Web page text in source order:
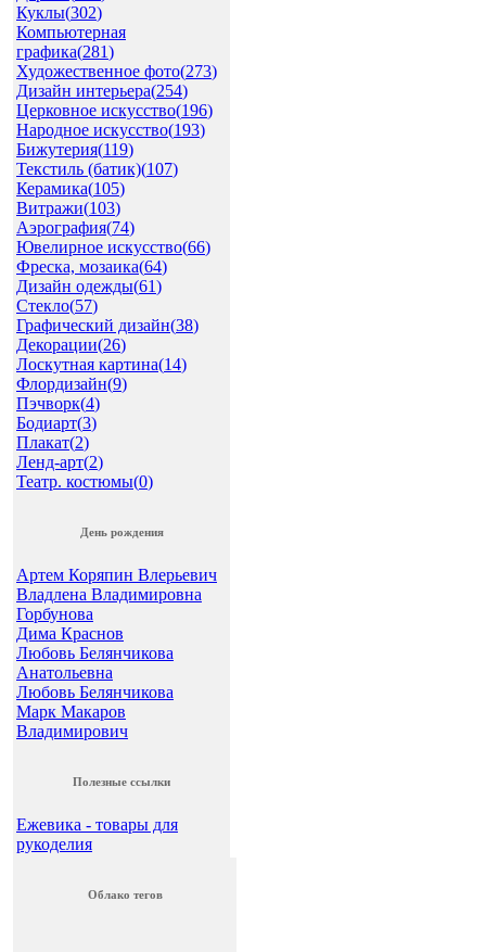
Куклы(302)
Компьютерная
графика(281)
Художественное фото(273)
Дизайн интерьера(254)
Церковное искусство(196)
Народное искусство(193)
Бижутерия(119)
Текстиль (батик)(107)
Керамика(105)
Витражи(103)
Аэрография(74)
Ювелирное искусство(66)
Фреска, мозаика(64)
Дизайн одежды(61)
Стекло(57)
Графический дизайн(38)
Декорации(26)
Лоскутная картина(14)
Флордизайн(9)
Пэчворк(4)
Бодиарт(3)
Плакат(2)
Ленд-арт(2)
Театр. костюмы(0)
День рождения
Артем Коряпин Влерьевич
Владлена Владимировна
Горбунова
Дима Краснов
Любовь Белянчикова
Анатольевна
Любовь Белянчикова
Марк Макаров
Владимирович
Полезные ссылки
Ежевика - товары для
рукоделия
Облако тегов